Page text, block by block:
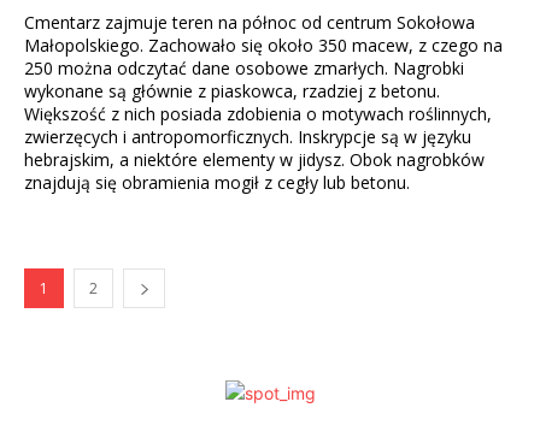
Cmentarz zajmuje teren na północ od centrum Sokołowa
Małopolskiego. Zachowało się około 350 macew, z czego na
250 można odczytać dane osobowe zmarłych. Nagrobki
wykonane są głównie z piaskowca, rzadziej z betonu.
Większość z nich posiada zdobienia o motywach roślinnych,
zwierzęcych i antropomorficznych. Inskrypcje są w języku
hebrajskim, a niektóre elementy w jidysz. Obok nagrobków
znajdują się obramienia mogił z cegły lub betonu.
1 2